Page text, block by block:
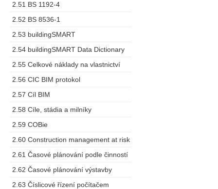
2.51 BS 1192-4
2.52 BS 8536-1
2.53 buildingSMART
2.54 buildingSMART Data Dictionary
2.55 Celkové náklady na vlastnictví
2.56 CIC BIM protokol
2.57 Cíl BIM
2.58 Cíle, stádia a milníky
2.59 COBie
2.60 Construction management at risk
2.61 Časové plánování podle činností
2.62 Časové plánování výstavby
2.63 Číslicové řízení počítačem